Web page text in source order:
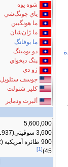
شوه يوه
ياي چونگ‌شي
ما هونگبين
ما ژان‌شان
ما بوفانگ
دو يومينگ
پنگ ديخواي
ژو دي
جوسف ستلويل
كلير شنولت
ألبرت ودماير
5,600,000
3,600 سوڤيتي(1937–40)
45)
[1]